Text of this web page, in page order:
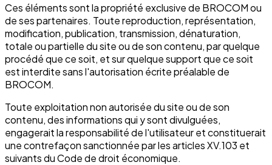
Ces éléments sont la propriété exclusive de BROCOM ou
de ses partenaires. Toute reproduction, représentation,
modification, publication, transmission, dénaturation,
totale ou partielle du site ou de son contenu, par quelque
procédé que ce soit, et sur quelque support que ce soit
est interdite sans l'autorisation écrite préalable de
BROCOM.
Toute exploitation non autorisée du site ou de son
contenu, des informations qui y sont divulguées,
engagerait la responsabilité de l'utilisateur et constituerait
une contrefaçon sanctionnée par les articles XV.103 et
suivants du Code de droit économique.